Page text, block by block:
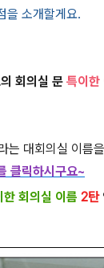
을 소개할게요.
회의실 문 특이한
는 대회의실 이름
클릭하시구요~
회의실 이름 2탄